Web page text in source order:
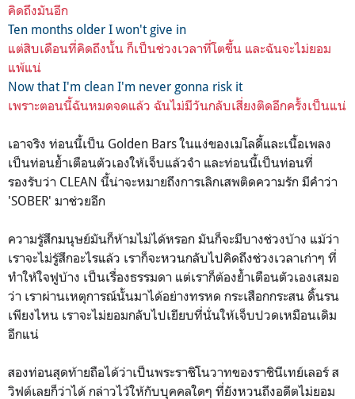
คิดถึงมันอีก
Ten months older I won't give in
แต่สิบเดือนที่คิดถึงนั้น ก็เป็นช่วงเวลาที่โตขึ้น และฉันจะไม่ยอม
แพ้แน่
Now that I'm clean I'm never gonna risk it
เพราะตอนนี้ฉันหมดจดแล้ว ฉันไม่มีวันกลับเสี่ยงติดอีกครั้งเป็นแน่
เอาจริง ท่อนนี้เป็น Golden Bars ในแง่ของเมโลดี้และเนื้อเพลง
เป็นท่อนย้ำเตือนตัวเองให้เจ็บแล้วจำ และท่อนนี้เป็นท่อนที่
รองรับว่า CLEAN นี้น่าจะหมายถึงการเลิกเสพติดความรัก มีคำว่า
'SOBER' มาช่วยอีก
ความรู้สึกมนุษย์มันก็ห้ามไม่ได้หรอก มันก็จะมีบางช่วงบ้าง แม้ว่า
เราจะไม่รู้สึกอะไรแล้ว เราก็จะหวนกลับไปคิดถึงช่วงเวลาเก่าๆ ที่
ทำให้ใจฟูบ้าง เป็นเรื่องธรรมดา แต่เราก็ต้องย้ำเตือนตัวเองเสมอ
ว่า เราผ่านเหตุการณ์นั้นมาได้อย่างทรหด กระเสือกกระสน ดิ้นรน
เพียงไหน เราจะไม่ยอมกลับไปเยียบที่นั่นให้เจ็บปวดเหมือนเดิม
อีกแน่
สองท่อนสุดท้ายถือได้ว่าเป็นพระราชิโนวาทของราชินีเทย์เลอร์ ส
วิฟต์เลยก็ว่าได้ กล่าวไว้ให้กับบุคคลใดๆ ที่ยังหวนถึงอดีตไม่ยอม